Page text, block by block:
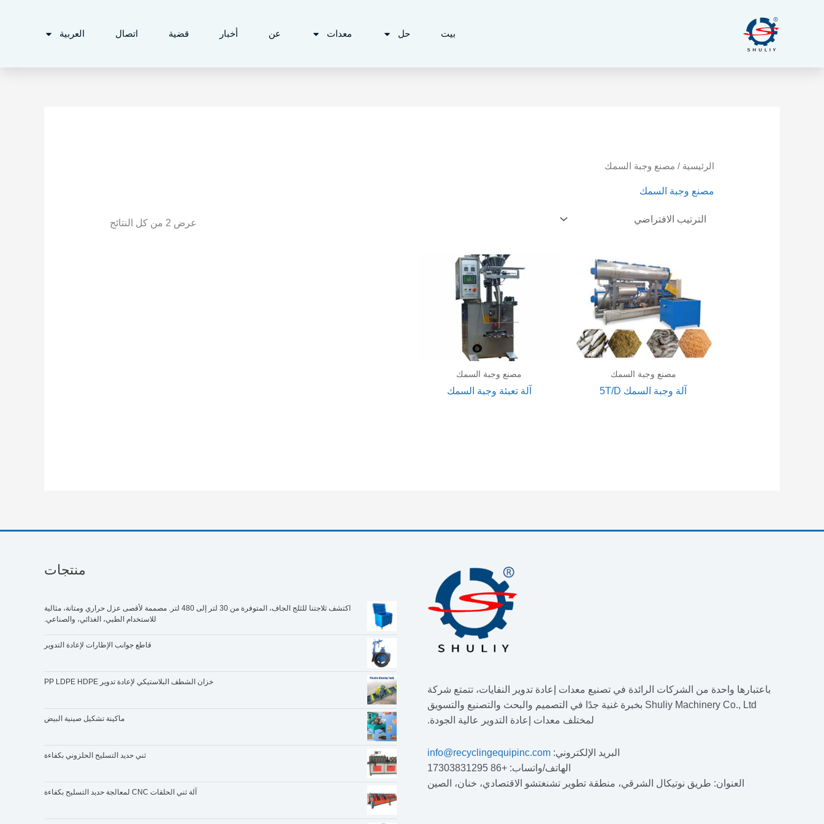
بيت حل معدات عن أخبار قضية اتصال العربية
الرئيسية / مصنع وجبة السمك
مصنع وجبة السمك
عرض ⁦2⁩ من كل النتائج
مصنع وجبة السمك
آلة وجبة السمك 5T/D
مصنع وجبة السمك
آلة تعبئة وجبة السمك
باعتبارها واحدة من الشركات الرائدة في تصنيع معدات إعادة تدوير النفايات، تتمتع شركة
Shuliy Machinery Co., Ltd بخبرة غنية جدًا في التصميم والبحث والتصنيع والتسويق
لمختلف معدات إعادة التدوير عالية الجودة.
البريد الإلكتروني: info@recyclingequipinc.com
الهاتف/واتساب: +86 17303831295
العنوان: طريق نوتيكال الشرقي، منطقة تطوير تشنغتشو الاقتصادي، خنان، الصين
منتجات
اكتشف ثلاجتنا للثلج الجاف، المتوفرة من 30 لتر إلى 480 لتر. مصممة لأقصى عزل حراري ومتانة، مثالية
للاستخدام الطبي، الغذائي، والصناعي.
قاطع جوانب الإطارات لإعادة التدوير
خزان الشطف البلاستيكي لإعادة تدوير PP LDPE HDPE
ماكينة تشكيل صينية البيض
ثني حديد التسليح الحلزوني بكفاءة
آلة ثني الحلقات CNC لمعالجة حديد التسليح بكفاءة